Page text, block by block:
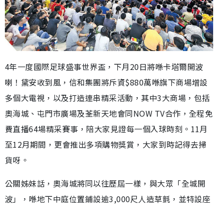
4年一度國際足球盛事世界盃，下月20日將喺卡塔爾開波
喇！黛安收到風，信和集團將斥資$880萬喺旗下商場增設
多個大電視，以及打造連串精采活動，其中3大商場，包括
奧海城、屯門市廣場及荃新天地會同NOW TV合作，全程免
費直播64場精采賽事，陪大家見證每一個入球時刻。11月
至12月期間，更會推出多項購物獎賞，大家到時記得去掃
貨呀。
公關姊妹話，奧海城將同以往歷屆一樣，與大眾「全城開
波」，喺地下中庭位置鋪設逾3,000尺人造草氈，並特設座